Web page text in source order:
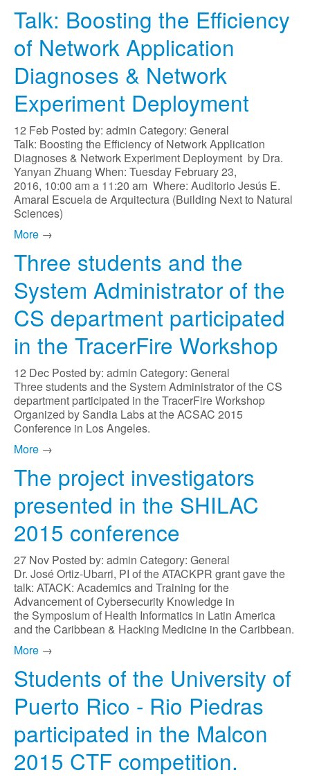
Talk: Boosting the Efficiency
of Network Application
Diagnoses & Network
Experiment Deployment
12 Feb Posted by: admin Category: General
Talk: Boosting the Efficiency of Network Application
Diagnoses & Network Experiment Deployment by Dra.
Yanyan Zhuang When: Tuesday February 23,
2016, 10:00 am a 11:20 am Where: Auditorio Jesús E.
Amaral Escuela de Arquitectura (Building Next to Natural
Sciences)
More →
Three students and the
System Administrator of the
CS department participated
in the TracerFire Workshop
12 Dec Posted by: admin Category: General
Three students and the System Administrator of the CS
department participated in the TracerFire Workshop
Organized by Sandia Labs at the ACSAC 2015
Conference in Los Angeles.
More →
The project investigators
presented in the SHILAC
2015 conference
27 Nov Posted by: admin Category: General
Dr. José Ortiz-Ubarri, PI of the ATACKPR grant gave the
talk: ATACK: Academics and Training for the
Advancement of Cybersecurity Knowledge in
the Symposium of Health Informatics in Latin America
and the Caribbean & Hacking Medicine in the Caribbean.
More →
Students of the University of
Puerto Rico - Rio Piedras
participated in the Malcon
2015 CTF competition.